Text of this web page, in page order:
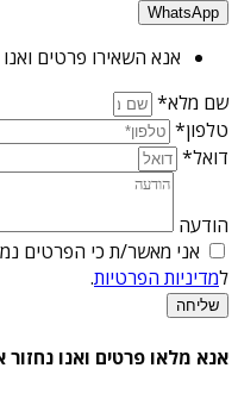
WhatsApp
אנא השאירו פרטים
שם מלא*
טלפון*
דואל*
הודעה
אני מאשר/ת כי הפרטים
למדיניות הפרטיות.
שליחה
אנא מלאו פרטים ואנו